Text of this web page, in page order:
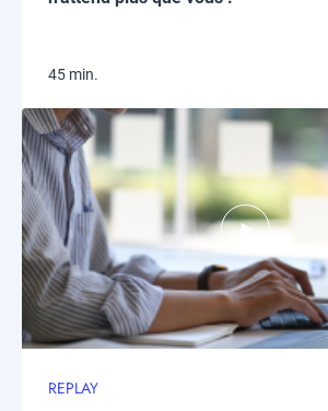
45 min.
REPLAY